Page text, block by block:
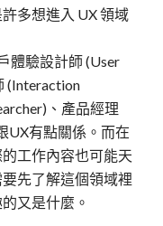
多想進入 UX 領域
體驗設計師 (User
(Interaction
、產品經理
UX有點關係。而在
工作內容也可能天
先了解這個領域裡
又是什麼。